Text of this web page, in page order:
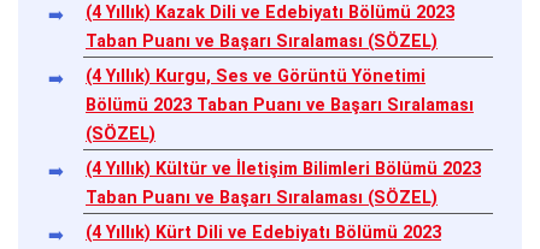
(4 Yıllık) Kazak Dili ve Edebiyatı Bölümü 2023
Taban Puanı ve Başarı Sıralaması (SÖZEL)
(4 Yıllık) Kurgu, Ses ve Görüntü Yönetimi
Bölümü 2023 Taban Puanı ve Başarı Sıralaması
(SÖZEL)
(4 Yıllık) Kültür ve İletişim Bilimleri Bölümü 2023
Taban Puanı ve Başarı Sıralaması (SÖZEL)
(4 Yıllık) Kürt Dili ve Edebiyatı Bölümü 2023